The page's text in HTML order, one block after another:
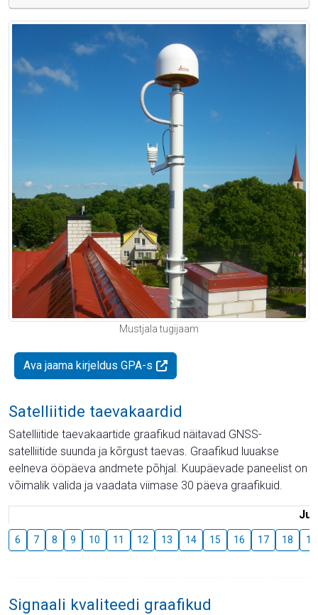
Mustjala tugijaam
Ava jaama kirjeldus GPA-s
Satelliitide taevakaardid
Satelliitide taevakaartide graafikud näitavad GNSS-
satelliitide suunda ja kõrgust taevas. Graafikud luuakse
eelneva ööpäeva andmete põhjal. Kuupäevade paneelist on
võimalik valida ja vaadata viimase 30 päeva graafikuid.
6 7 8 9 10 11 12 13 14 15 16 17 18 19
Signaali kvaliteedi graafikud